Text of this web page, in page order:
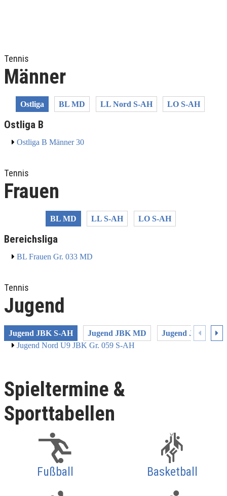
Tennis
Männer
Ostliga BL MD LL Nord S-AH LO S-AH
Ostliga B
Ostliga B Männer 30
Tennis
Frauen
BL MD LL S-AH LO S-AH
Bereichsliga
BL Frauen Gr. 033 MD
Tennis
Jugend
Jugend JBK S-AH Jugend JBK MD Jugend JL MD
Jugend Nord U9 JBK Gr. 059 S-AH
Spieltermine &
Sporttabellen
Fußball Basketball